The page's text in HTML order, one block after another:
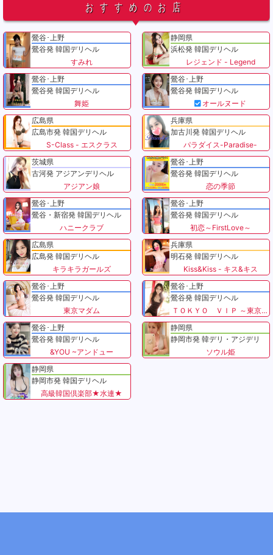
おすすめのお店
鶯谷･上野
鶯谷発 韓国デリヘル
すみれ
静岡県
浜松発 韓国デリヘル
レジェンド - Legend
鶯谷･上野
鶯谷発 韓国デリヘル
舞姫
鶯谷･上野
鶯谷発 韓国デリヘル
オールヌード
広島県
広島市発 韓国デリヘル
S-Class - エスクラス
兵庫県
加古川発 韓国デリヘル
パラダイス-Paradise-
茨城県
古河発 アジアンデリヘル
アジアン娘
鶯谷･上野
鶯谷発 韓国デリヘル
恋の季節
鶯谷･上野
鶯谷・新宿発 韓国デリヘル
ハニークラブ
鶯谷･上野
鶯谷発 韓国デリヘル
初恋～FirstLove～
広島県
広島発 韓国デリヘル
キラキラガールズ
兵庫県
明石発 韓国デリヘル
Kiss&Kiss - キス&キス
鶯谷･上野
鶯谷発 韓国デリヘル
東京マダム
鶯谷･上野
鶯谷発 韓国デリヘル
ＴＯＫＹＯ ＶＩＰ ～東京VIP～
鶯谷･上野
鶯谷発 韓国デリヘル
&YOU ~アンドュー
静岡県
静岡市発 韓デリ・アジデリ
ソウル姫
静岡県
静岡市発 韓国デリヘル
高級韓国倶楽部★水連★